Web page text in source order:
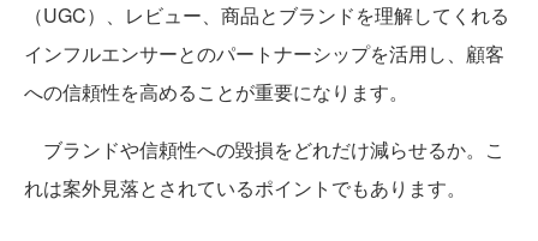
（UGC）、レビュー、商品とブランドを理解してくれる
インフルエンサーとのパートナーシップを活用し、顧客
への信頼性を高めることが重要になります。
ブランドや信頼性への毀損をどれだけ減らせるか。こ
れは案外見落とされているポイントでもあります。